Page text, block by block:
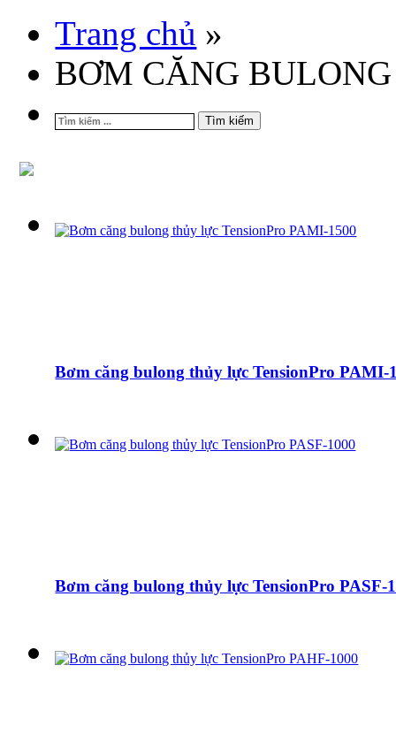
Trang chủ »
BƠM CĂNG
Tìm kiếm
Bơm căng bulong thủy lực TensionPro PAMI-
Bơm căng bulong thủy lực TensionPro PASF-